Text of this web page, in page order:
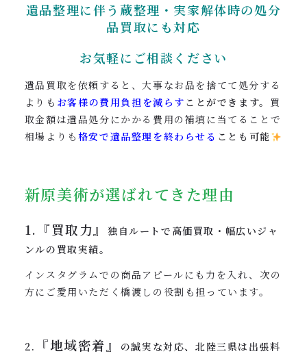
遺品整理に伴う蔵整理・実家解体時の処分
品買取にも対応
お気軽にご相談ください
遺品買取を依頼すると、大事なお品を捨てて処分する
よりも お客様の費用負担を減らす ことができます。 買
取金額は遺品処分にかかる費用の補填に当てることで
相場よりも 格安で遺品整理を終わらせる ことも可能
新原美術が選ばれてきた理由
1.『買取力』独自ルートで高価買取・幅広いジャ
ンルの買取実績。
インスタグラムでの商品アピールにも力を入れ、次の
方にご愛用いただく橋渡しの役割も担っています。
2. 『地域密着』
の誠実な対応、北陸三県は出張料